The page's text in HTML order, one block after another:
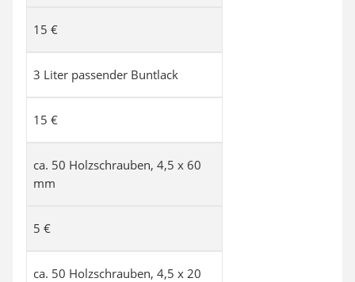
15 €
3 Liter passender Buntlack
15 €
ca. 50 Holzschrauben, 4,5 x 60
mm
5 €
ca. 50 Holzschrauben, 4,5 x 20